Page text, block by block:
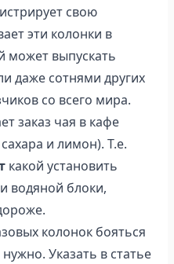
свою
эти колонки в
может выпускать
даже сотнями других
со всего мира.
заказ чая в кафе
и лимон). Т.е.
какой установить
водяной блоки,
колонок бояться
Указать в статье